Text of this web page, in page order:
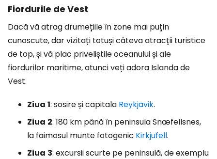
Fiordurile de Vest
Dacă vă atrag drumețiile în zone mai puțin
cunoscute, dar vizitați totuși câteva atracții turistice
de top, și vă plac priveliștile oceanului și ale
fiordurilor maritime, atunci veți adora Islanda de
Vest.
Ziua 1: sosire și capitala Reykjavik.
Ziua 2: 180 km până în peninsula Snæfellsnes,
la faimosul munte fotogenic Kirkjufell.
Ziua 3: excursii scurte pe peninsulă, de exemplu